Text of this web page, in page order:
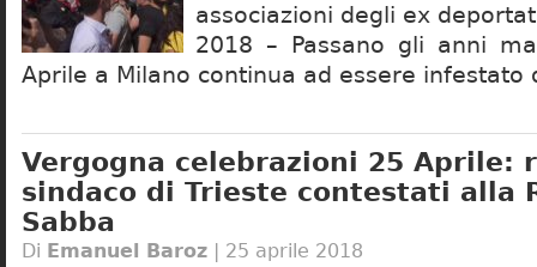
associazioni degli ex
2018 – Passano gli anni
Aprile a Milano continua ad essere
Vergogna celebrazioni 25 Aprile:
sindaco di Trieste contestati alla
Sabba
Di Emanuel Baroz | 25 aprile 2018